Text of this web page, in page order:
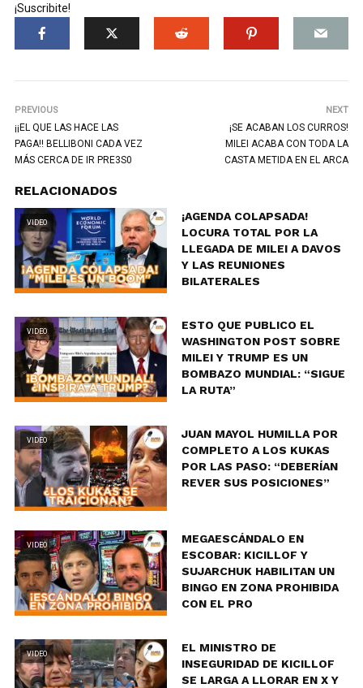
¡Suscribite!
PREVIOUS
¡¡EL QUE LAS HACE LAS
PAGA!! BELLIBONI CADA VEZ
MÁS CERCA DE IR PRE3S0
NEXT
¡SE ACABAN LOS CURROS!
MILEI ACABA CON TODA LA
CASTA METIDA EN EL ARCA
RELACIONADOS
VIDEO
¡AGENDA COLAPSADA!
LOCURA TOTAL POR LA
LLEGADA DE MILEI A DAVOS
Y LAS REUNIONES
BILATERALES
VIDEO
ESTO QUE PUBLICO EL
WASHINGTON POST SOBRE
MILEI Y TRUMP ES UN
BOMBAZO MUNDIAL: “SIGUE
LA RUTA”
VIDEO
JUAN MAYOL HUMILLA POR
COMPLETO A LOS KUKAS
POR LAS PASO: “DEBERÍAN
REVER SUS POSICIONES”
VIDEO
MEGAESCÁNDALO EN
ESCOBAR: KICILLOF Y
SUJARCHUK HABILITAN UN
BINGO EN ZONA PROHIBIDA
CON EL PRO
VIDEO
EL MINISTRO DE
INSEGURIDAD DE KICILLOF
SE LARGA A LLORAR EN X Y